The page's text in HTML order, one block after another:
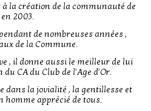
la création de la communauté de
2003.
de nombreuses années ,
de la Commune.
, il donne aussi le meilleur de lui
CA du Club de l'Age d'Or.
dans la jovialité , la gentillesse et
homme apprécié de tous.